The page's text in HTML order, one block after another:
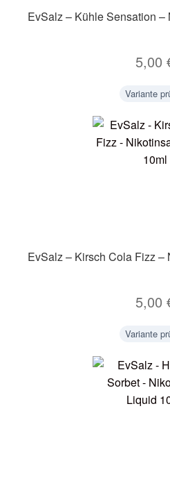
EvSalz – Kühle Sensation
5,00
Variante
EvSalz – Kirsch Cola Fizz
5,00
Variante